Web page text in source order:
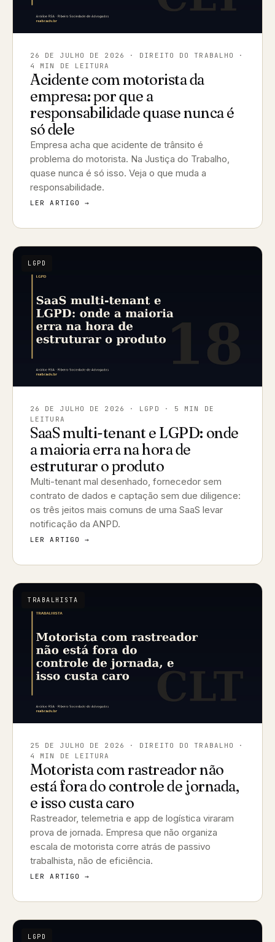
26 DE JULHO DE 2026
· DIREITO DO TRABALHO ·
4 MIN DE LEITURA
Acidente com motorista da
empresa: por que a
responsabilidade quase nunca é
só dele
Empresa acha que acidente de trânsito é
problema do motorista. Na Justiça do Trabalho,
quase nunca é só isso. Veja o que muda a
responsabilidade.
LER ARTIGO →
LGPD
26 DE JULHO DE 2026
· LGPD · 5 MIN DE
LEITURA
SaaS multi-tenant e LGPD: onde
a maioria erra na hora de
estruturar o produto
Multi-tenant mal desenhado, fornecedor sem
contrato de dados e captação sem due diligence:
os três jeitos mais comuns de uma SaaS levar
notificação da ANPD.
LER ARTIGO →
TRABALHISTA
25 DE JULHO DE 2026
· DIREITO DO TRABALHO ·
4 MIN DE LEITURA
Motorista com rastreador não
está fora do controle de jornada,
e isso custa caro
Rastreador, telemetria e app de logística viraram
prova de jornada. Empresa que não organiza
escala de motorista corre atrás de passivo
trabalhista, não de eficiência.
LER ARTIGO →
LGPD